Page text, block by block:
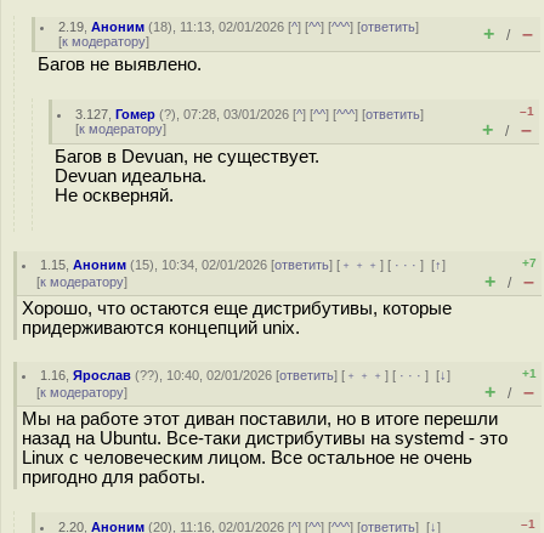
2.19 ,Аноним (18), 11:13, 02/01/2026 [^] [^^] [^^^] [ответить]
[к модератору] + / –
Багов не выявлено.
3.127 ,Гомер (?), 07:28, 03/01/2026 [^] [^^] [^^^] [ответить]
[к модератору]
–1
+ / –
Багов в Devuan, не существует.
Devuan идеальна.
Не оскверняй.
1.15 ,Аноним (15), 10:34, 02/01/2026 [ответить] [ ﹢﹢﹢] [ · · ·][↑]
[к модератору]
+7
+ / –
Хорошо, что остаются еще дистрибутивы, которые
придерживаются концепций unix.
1.16 ,Ярослав (??), 10:40, 02/01/2026 [ответить] [ ﹢﹢﹢] [ · · ·][↓]
[к модератору]
+1
+ / –
Мы на работе этот диван поставили, но в итоге перешли
назад на Ubuntu. Все-таки дистрибутивы на systemd - это
Linux с человеческим лицом. Все остальное не очень
пригодно для работы.
2.20 ,Аноним (20), 11:16, 02/01/2026 [^] [^^] [^^^] [ответить][↓]
–1